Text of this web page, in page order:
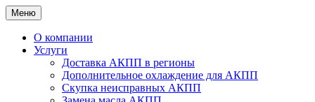
Меню
О компании
Услуги
Доставка АКПП в регионы
Дополнительное охлаждение для АКПП
Скупка неисправных АКПП